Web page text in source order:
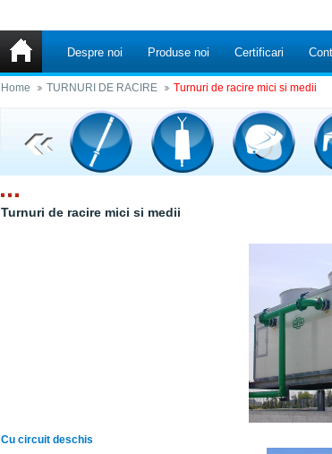
Despre noi Produse noi Certificari
Home TURNURI DE RACIRE Turnuri de racire mici si medii
Turnuri de racire mici si medii
Cu circuit deschis